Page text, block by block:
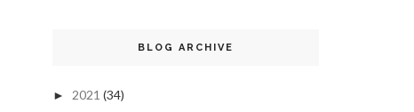
BLOG ARCHIVE
► 2021 (34)